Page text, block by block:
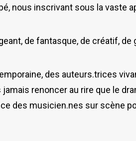
nous inscrivant sous la vaste
de fantasque, de créatif,
des auteurs.trices
renoncer au rire que le
des musicien.nes sur scène